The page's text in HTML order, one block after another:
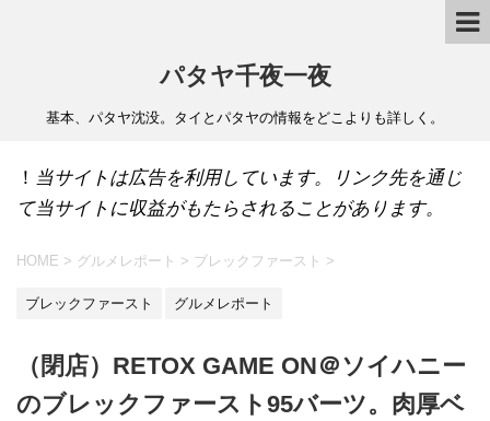
パタヤ千夜一夜
基本、パタヤ沈没。タイとパタヤの情報をどこよりも詳しく。
！ 当サイトは広告を利用しています。リンク先を通じ
て当サイトに収益がもたらされることがあります。
HOME > グルメレポート > ブレックファースト >
ブレックファースト グルメレポート
（閉店）RETOX GAME ON＠ソイハニー
のブレックファースト95バーツ。肉厚ベ